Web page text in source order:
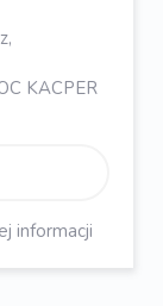
KACPER
informacji